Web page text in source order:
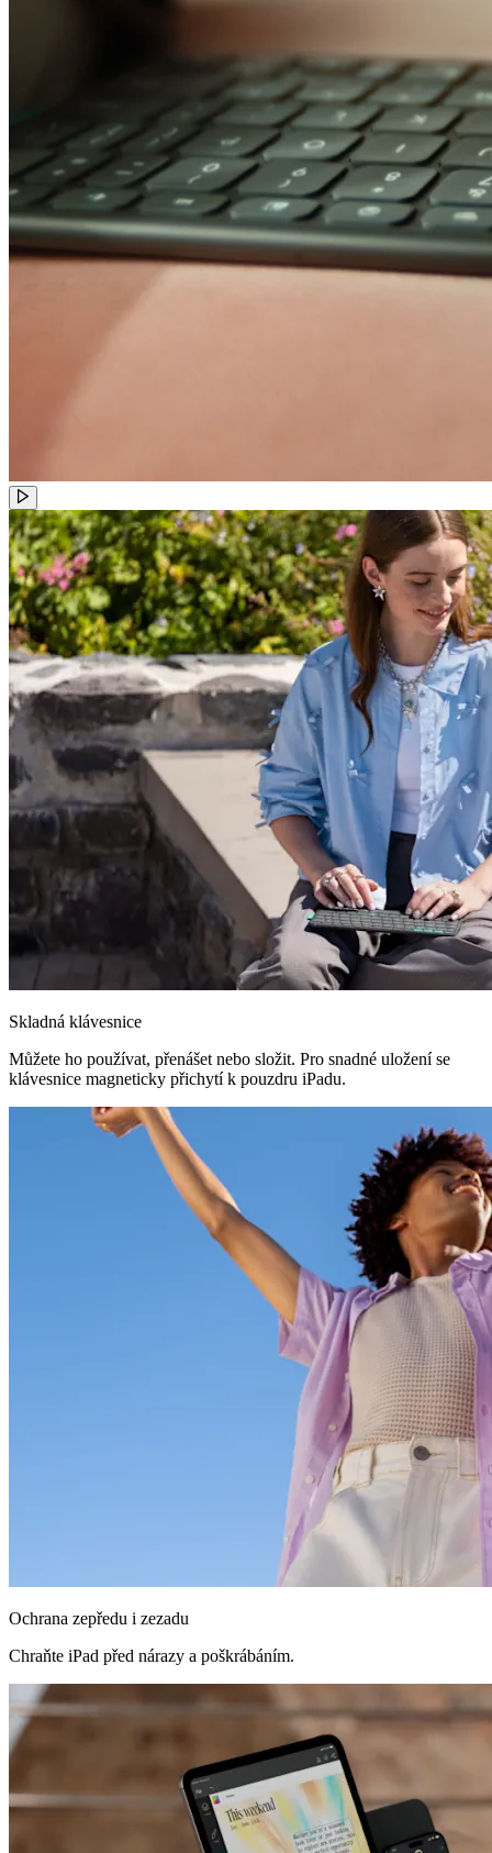
Skladná klávesnice
Můžete ho používat, přenášet nebo složit. Pro snadné uložení se
klávesnice magneticky přichytí k pouzdru iPadu.
Ochrana zepředu i zezadu
Chraňte iPad před nárazy a poškrábáním.